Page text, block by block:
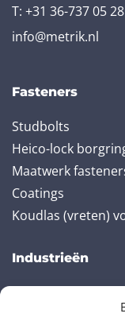
T: +31 36-737 05 28
info@metrik.nl
Fasteners
Studbolts
Heico-lock
Maatwerk
Coatings
Koudlas (vreten)
Industrieën
Original